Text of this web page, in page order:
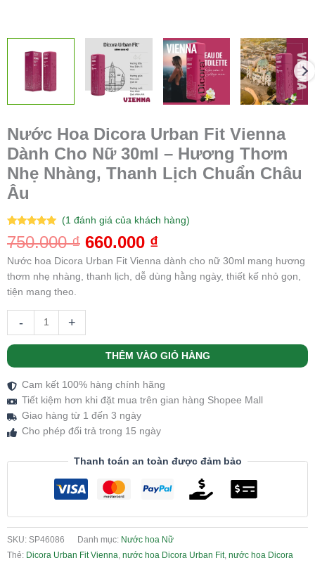
Nước Hoa Dicora Urban Fit Vienna
Dành Cho Nữ 30ml – Hương Thơm
Nhẹ Nhàng, Thanh Lịch Chuẩn Châu
Âu
5.00 trên 5
dựa trên
1
(1đánh giá của khách hàng)
750.000₫ 660.000 ₫
Nước hoa Dicora Urban Fit Vienna dành cho nữ 30ml mang hương
thơm nhẹ nhàng, thanh lịch, dễ dùng hằng ngày, thiết kế nhỏ gọn,
tiện mang theo.
-
lượng
+
THÊM VÀO GIỎ HÀNG
Cam kết 100% hàng chính hãng
Tiết kiệm hơn khi đặt mua trên gian hàng Shopee Mall
Giao hàng từ 1 đến 3 ngày
Cho phép đổi trả trong 15 ngày
Thanh toán an toàn được đảm bảo
SKU: SP46086 Danh mục: Nước hoa Nữ
Thẻ: Dicora Urban Fit Vienna, nước hoa Dicora Urban Fit, nước hoa Dicora